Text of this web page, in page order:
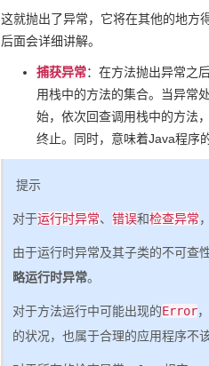
这就抛出了异常，它将在其他的地方
后面会详细讲解。
捕获异常：在方法抛出异常之
用栈中的方法的集合。当异常
始，依次回查调用栈中的方法
终止。同时，意味着Java程序
提示
对于运行时异常、 错误和检查异常
由于运行时异常及其子类的不可查
略运行时异常。
对于方法运行中可能出现的Error
的状况，也属于合理的应用程序不